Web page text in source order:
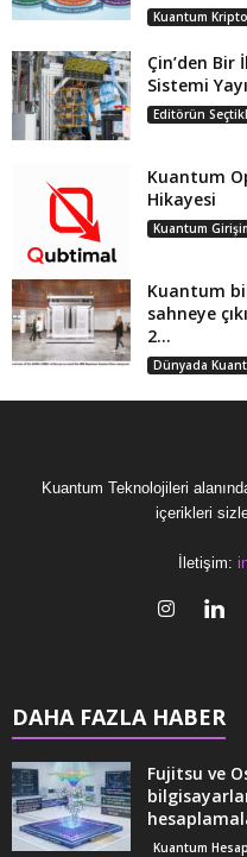
Kuantum
Çin’den
Sistemi
Editörün
Kuantum
Hikayesi
Kuantum
Kuantum
sahneye
2...
Dünyada
Kuantum Teknolojileri
içerikleri
İletişim:
DAHA FAZLA HABER
Fujitsu ve
Kuantum